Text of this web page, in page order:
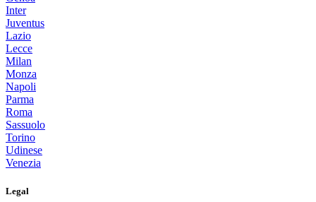
Inter
Juventus
Lazio
Lecce
Milan
Monza
Napoli
Parma
Roma
Sassuolo
Torino
Udinese
Venezia
Legal